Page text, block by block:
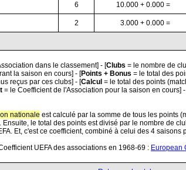
6 10.000 + 0.000 =
2 3.000 + 0.000 =
dans le classement] - [Clubs = le nombre de
la saison en cours] - [Points + Bonus = le total des
reçus par ces clubs] - [Calcul = le total des points
= le Coefficient de l'Association pour la saison en cours]
nationale est calculé par la somme de tous les points
le total des points est divisé par le nombre de
Et, c'est ce coefficient, combiné à celui des 4
UEFA des associations en 1968-69 : European